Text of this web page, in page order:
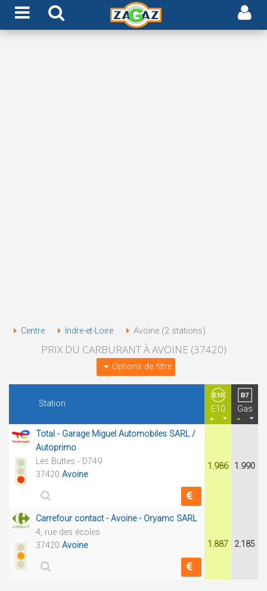
Centre Indre-et-Loire Avoine (2 stations)
PRIX DU CARBURANT À AVOINE (37420)
Options de filtre
Station
E10 Gas
Total - Garage Miguel Automobiles SARL /
Autoprimo
Les Buttes - D749
37420 Avoine
1.986 1.990
Carrefour contact - Avoine - Oryamc SARL
4, rue des écoles
37420 Avoine 1.887 2.185